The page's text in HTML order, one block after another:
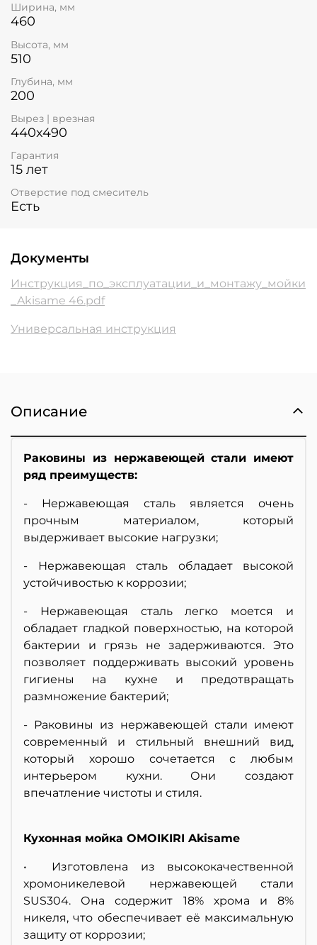
Ширина, мм
460
Высота, мм
510
Глубина, мм
200
Вырез | врезная
440x490
Гарантия
15 лет
Отверстие под смеситель
Есть
Документы
Инструкция_по_эксплуатации_и_монтажу_мойки
_Akisame 46.pdf
Универсальная инструкция
Описание
Раковины из нержавеющей стали имеют
ряд преимуществ:
- Нержавеющая сталь является очень
прочным материалом, который
выдерживает высокие нагрузки;
- Нержавеющая сталь обладает высокой
устойчивостью к коррозии;
- Нержавеющая сталь легко моется и
обладает гладкой поверхностью, на которой
бактерии и грязь не задерживаются. Это
позволяет поддерживать высокий уровень
гигиены на кухне и предотвращать
размножение бактерий;
- Раковины из нержавеющей стали имеют
современный и стильный внешний вид,
который хорошо сочетается с любым
интерьером кухни. Они создают
впечатление чистоты и стиля.
Кухонная мойка OMOIKIRI Akisame
• Изготовлена из высококачественной
хромоникелевой нержавеющей стали
SUS304. Она содержит 18% хрома и 8%
никеля, что обеспечивает её максимальную
защиту от коррозии;